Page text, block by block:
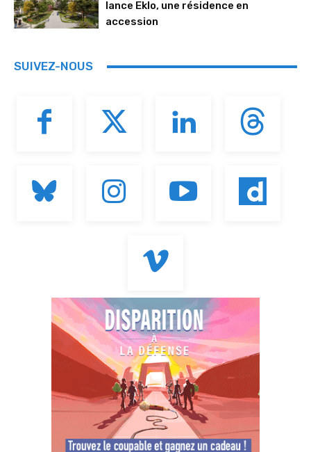
lance Eklo, une résidence en
accession
SUIVEZ-NOUS